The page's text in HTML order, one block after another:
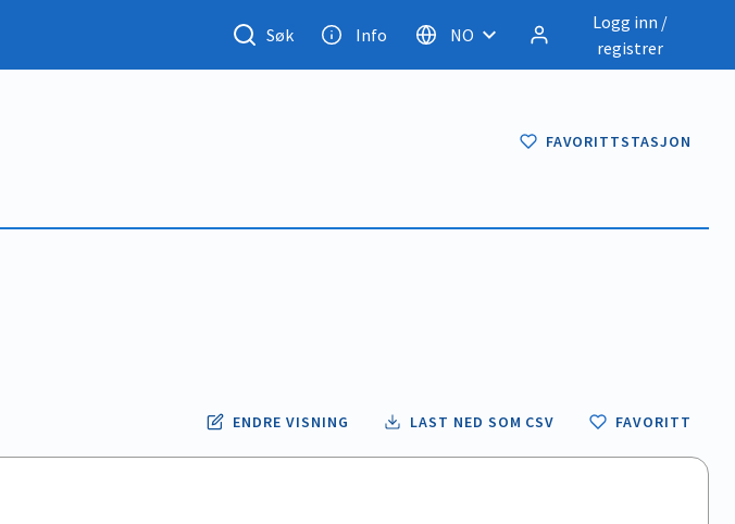
Søk Info NO
Logg inn /
registrer
FAVORITTSTASJON
ENDRE VISNING LAST NED SOM CSV FAVORITT